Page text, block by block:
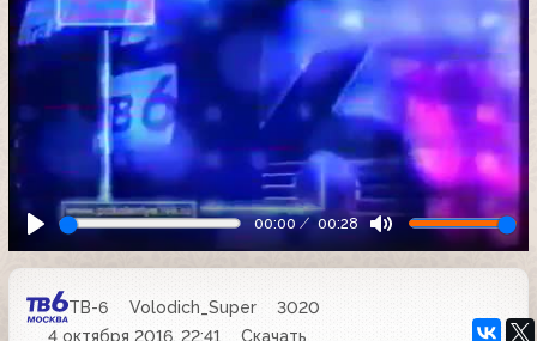
00:00 00:28
ТВ-6 Volodich_Super
3020
4 октября 2016, 22:41
Скачать